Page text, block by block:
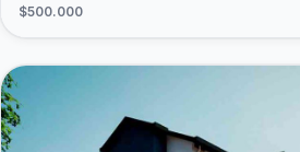
$500.000